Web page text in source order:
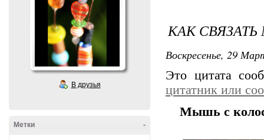
В друзья
-
Метки
КАК
Воскресенье, 29
Это цитата
цитатник или
Мышь с